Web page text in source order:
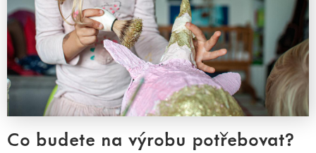
Co budete na výrobu potřebovat?